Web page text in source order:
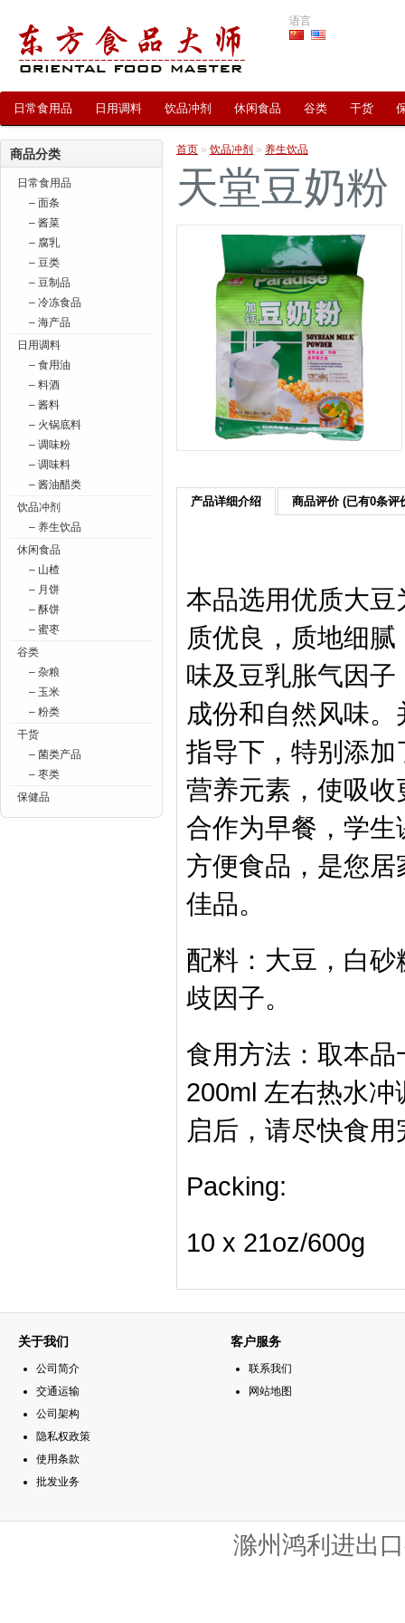
语言
日常食用品 日用调料 饮品冲剂 休闲食品 谷类 干货
商品分类
日常食用品
– 面条
– 酱菜
– 腐乳
– 豆类
– 豆制品
– 冷冻食品
– 海产品
日用调料
– 食用油
– 料酒
– 酱料
– 火锅底料
– 调味粉
– 调味料
– 酱油醋类
饮品冲剂
– 养生饮品
休闲食品
– 山楂
– 月饼
– 酥饼
– 蜜枣
谷类
– 杂粮
– 玉米
– 粉类
干货
– 菌类产品
– 枣类
保健品
首页 » 饮品冲剂 » 养生饮品
天堂豆奶粉
产品详细介绍 商品评价 (已有0条评
本品选用优质大
质优良，质地细
味及豆乳胀气因
成份和自然风味
指导下，特别添
营养元素，使吸
合作为早餐，学
方便食品，是您
佳品。
配料：大豆，白
歧因子。
食用方法：取本
200ml 左右热水
启后，请尽快食用
Packing:
10 x 21oz/600g
关于我们
公司简介
交通运输
公司架构
隐私权政策
使用条款
批发业务
客户服务
联系我们
网站地图
滁州鸿利进出